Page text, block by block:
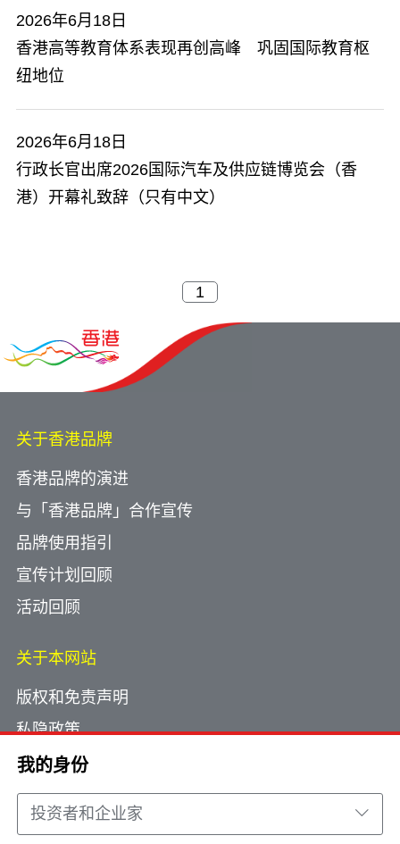
我的身份
投资者和企业家
2026年6月18日
​香港高等教育体系表现再创高峰 巩固国际教育枢
纽地位
2026年6月18日
行政长官出席2026国际汽车及供应链博览会（香
港）开幕礼致辞（只有中文）
关于香港品牌
香港品牌的演进
与「香港品牌」合作宣传
品牌使用指引
宣传计划回顾
活动回顾
关于本网站
版权和免责声明
私隐政策
使用小型文字档案
网页指南
联络我们